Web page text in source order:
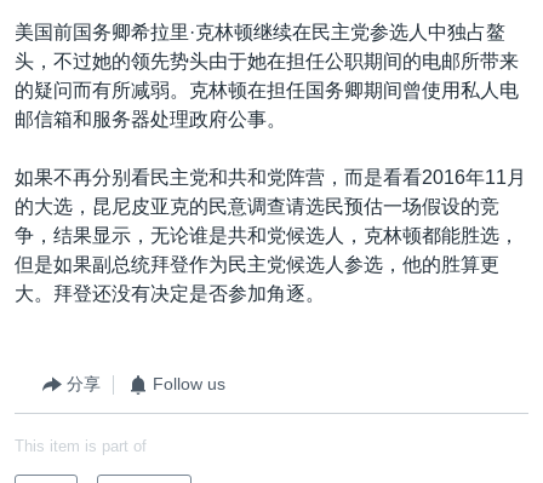
美国前国务卿希拉里·克林顿继续在民主党参选人中独占鳌
头，不过她的领先势头由于她在担任公职期间的电邮所带来
的疑问而有所减弱。克林顿在担任国务卿期间曾使用私人电
邮信箱和服务器处理政府公事。
如果不再分别看民主党和共和党阵营，而是看看2016年11月
的大选，昆尼皮亚克的民意调查请选民预估一场假设的竞
争，结果显示，无论谁是共和党候选人，克林顿都能胜选，
但是如果副总统拜登作为民主党候选人参选，他的胜算更
大。拜登还没有决定是否参加角逐。
分享 Follow us
This item is part of